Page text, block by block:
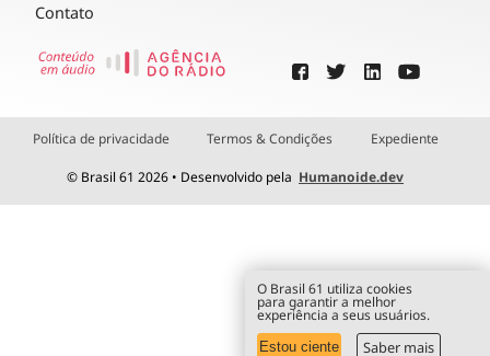
Contato
Política de privacidade Termos & Condições Expediente
© Brasil 61 2026 • Desenvolvido pela Humanoide.dev
O Brasil 61 utiliza cookies
para garantir a melhor
experiência a seus usuários.
Estou ciente Saber mais